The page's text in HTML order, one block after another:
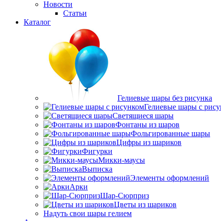
Новости
Статьи
Каталог
Гелиевые шары без рисунка
Гелиевые шары с
Светящиеся шары
Фонтаны из шаров
Фольгированные шары
Цифры из шариков
Фигурки
Микки-маусы
Выписка
Элементы оформлений
Арки
Шар-Сюрприз
Цветы из шариков
Надуть свои шары гелием